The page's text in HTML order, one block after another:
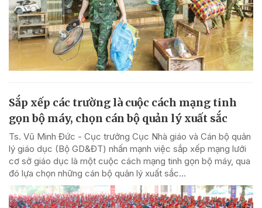
Sắp xếp các trường là cuộc cách mạng tinh
gọn bộ máy, chọn cán bộ quản lý xuất sắc
Ts. Vũ Minh Đức - Cục trưởng Cục Nhà giáo và Cán bộ quản
lý giáo dục (Bộ GD&ĐT) nhấn mạnh việc sắp xếp mạng lưới
cơ sở giáo dục là một cuộc cách mạng tinh gọn bộ máy, qua
đó lựa chọn những cán bộ quản lý xuất sắc...